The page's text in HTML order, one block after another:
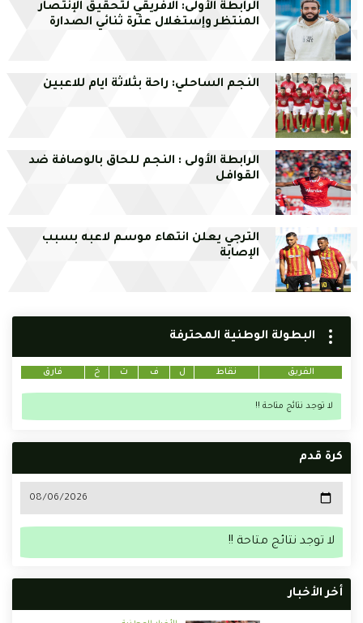
الرابطة الأولى: الافريقي لتحقيق الإنتصار
المنتظر وإستغلال عثرة ثنائي الصدارة
النجم الساحلي: راحة بثلاثة ايام للاعبين
الرابطة الأولى : النجم للحاق بالوصافة ضد
القوافل
الترجي يعلن انتهاء موسم لاعبه بسبب
الإصابة
البطولة الوطنية المحترفة
الفريق نقاط ل ف ت خ فارق
لا توجد نتائج متاحة !!
كرة قدم
لا توجد نتائج متاحة !!
أخر الأخبار